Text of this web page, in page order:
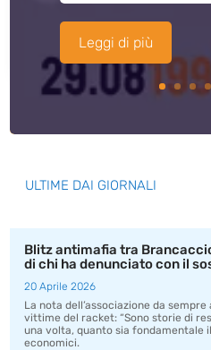
Leggi di più
ULTIME DAI GIORNALI
Blitz antimafia tra
di chi ha denunciato con il
20 Aprile 2026
La nota dell’associazione da
vittime del racket: “Sono storie di
una volta, quanto sia fondamentale
economici.